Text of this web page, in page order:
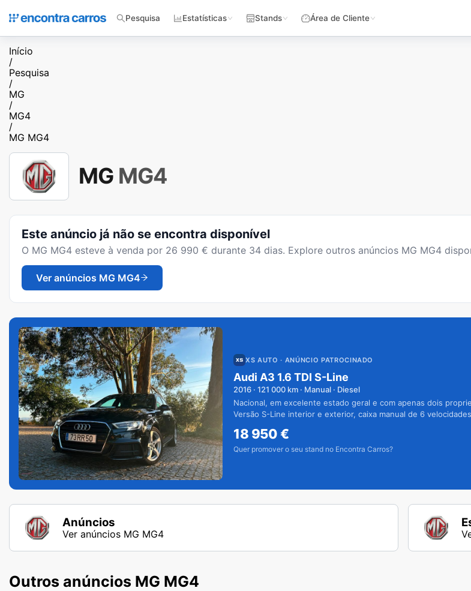
Pesquisa Estatísticas Stands Área de Cliente
Início
/
Pesquisa
/
MG
/
MG4
/
MG MG4
MG MG4
Este anúncio já não se encontra disponível
O MG MG4 esteve à venda por 26 990 € durante 34 dias. Explore outros anúncios MG MG4
Ver anúncios MG MG4
XS AUTO · ANÚNCIO PATROCINADO
Audi A3 1.6 TDI S-Line
2016 · 121 000 km · Manual · Diesel
Nacional, em excelente estado geral e com apenas dois
Versão S-Line interior e exterior, caixa manual de 6
18 950€
Quer promover o seu stand no Encontra Carros?
Anúncios
Ver anúncios MG MG4
Outros anúncios MG MG4